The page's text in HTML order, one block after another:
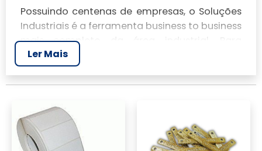
Possuindo centenas de empresas, o Soluções
Industriais é a ferramenta business to business
mais completo da área industrial. Para
realizar um orçamento de Peças para
flexografia, clique em um ou mais dos
anuciantes a seguir:
Ler Mais